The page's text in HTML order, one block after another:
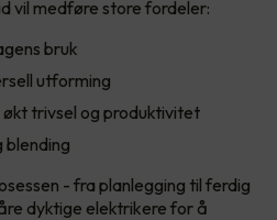
vil medføre store fordeler:
bruk
utforming
økt trivsel og produktivitet
blending
- fra planlegging til ferdig
dyktige elektrikere for å